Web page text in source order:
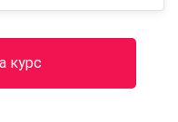
курс